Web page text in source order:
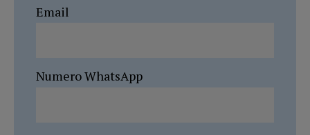
Email
Numero WhatsApp